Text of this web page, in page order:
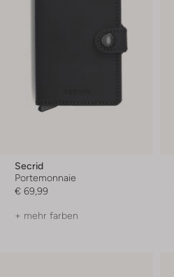
Secrid
Portemonnaie
€ 69,99
+ mehr farben